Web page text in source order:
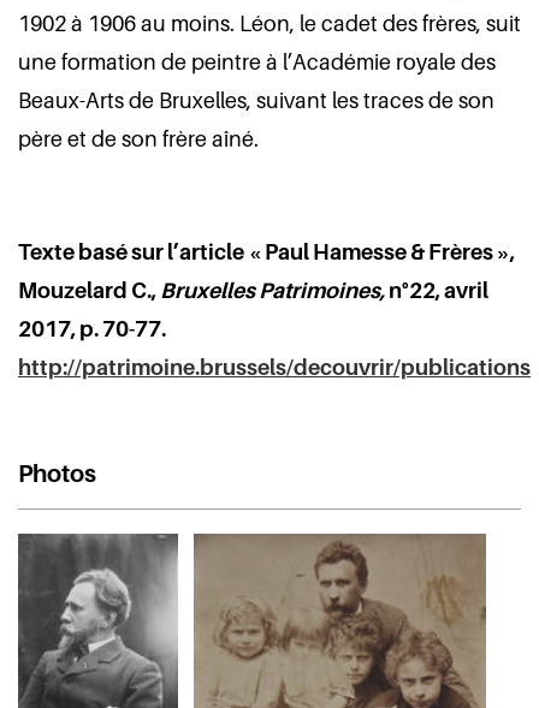
1902 à 1906 au moins. Léon, le cadet des frères, suit
une formation de peintre à l’Académie royale des
Beaux-Arts de Bruxelles, suivant les traces de son
père et de son frère aîné.
Texte basé sur l’article « Paul Hamesse & Frères »,
Mouzelard C., Bruxelles Patrimoines,n°22, avril
2017, p. 70-77.
http://patrimoine.brussels/decouvrir/publications
Photos